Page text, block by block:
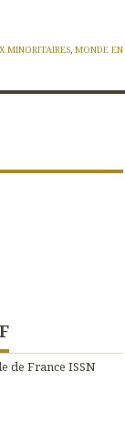
de France ISSN
MINORITAIRES, MONDE EN